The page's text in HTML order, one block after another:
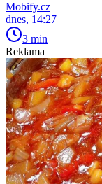
Mobify.cz
dnes, 14:27
3 min
Reklama